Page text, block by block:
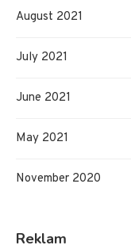
August 2021
July 2021
June 2021
May 2021
November 2020
Reklam